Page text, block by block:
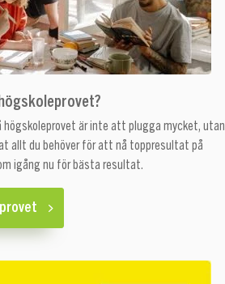
är inte att plugga mycket, utan
allt du behöver för att nå toppresultat på
igång nu för bästa resultat.